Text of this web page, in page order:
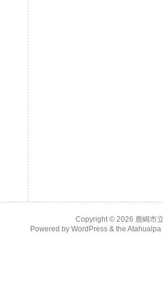
Copyright © 2026 鹿嶋市
Powered by WordPress& the Atahualpa